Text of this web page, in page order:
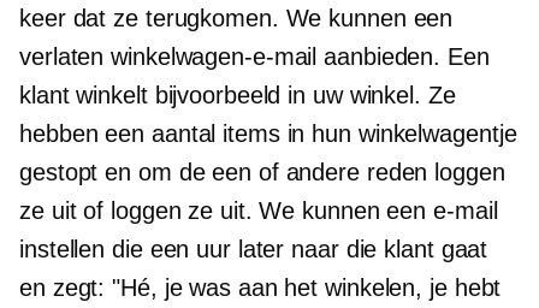
keer dat ze terugkomen. We kunnen een
verlaten winkelwagen-e-mail aanbieden. Een
klant winkelt bijvoorbeeld in uw winkel. Ze
hebben een aantal items in hun winkelwagentje
gestopt en om de een of andere reden loggen
ze uit of loggen ze uit. We kunnen een e-mail
instellen die een uur later naar die klant gaat
en zegt: "Hé, je was aan het winkelen, je hebt